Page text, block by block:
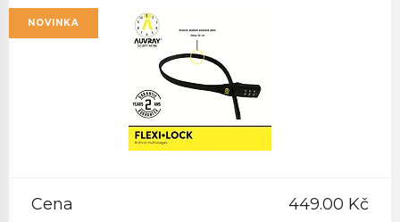
NOVINKA
Cena 449.00 Kč